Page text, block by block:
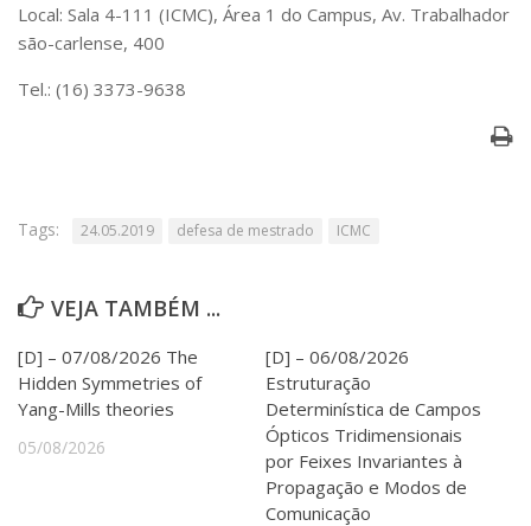
Serviços
Apoio ao Estudante
Assessorias e Mídias
Agenda de Eventos
Local: Sala 4-111 (ICMC), Área 1 do Campus, Av. Trabalhador
são-carlense, 400
Tel.: (16) 3373-9638
Tags: 24.05.2019 defesa de mestrado ICMC
VEJA TAMBÉM ...
[D] – 07/08/2026 The
Hidden Symmetries of
Yang-Mills theories
05/08/2026
[D] – 06/08/2026
Estruturação
Determinística de Campos
Ópticos Tridimensionais
por Feixes Invariantes à
Propagação e Modos de
Comunicação